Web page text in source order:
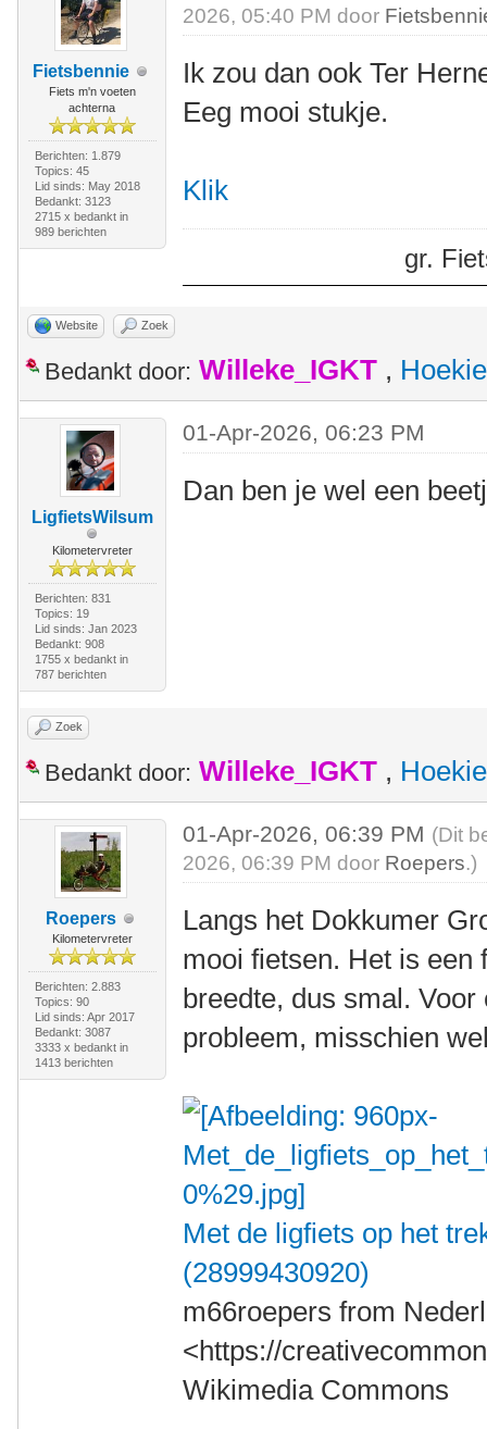
Fietsbennie
Fiets m'n voeten
achterna
Berichten: 1.879
Topics: 45
Lid sinds: May 2018
Bedankt: 3123
2715 x bedankt in
989 berichten
2026, 05:40 PM door
Ik zou dan ook Ter
Eeg mooi stukje.
Klik
gr.
Website Zoek
Bedankt door: Willeke_IGKT , Hoekie
LigfietsWilsum
Kilometervreter
Berichten: 831
Topics: 19
Lid sinds: Jan 2023
Bedankt: 908
1755 x bedankt in
787 berichten
01-Apr-2026, 06:23 PM
Dan ben je wel een
Zoek
Bedankt door: Willeke_IGKT , Hoekie
Roepers
Kilometervreter
Berichten: 2.883
Topics: 90
Lid sinds: Apr 2017
Bedankt: 3087
3333 x bedankt in
1413 berichten
01-Apr-2026, 06:39 PM (Dit
2026, 06:39 PM door Roepers.)
Langs het Dokkumer
mooi fietsen. Het is een
breedte, dus smal.
probleem, misschien
Met de ligfiets op het
(28999430920)
m66roepers from
<https://
Wikimedia Commons